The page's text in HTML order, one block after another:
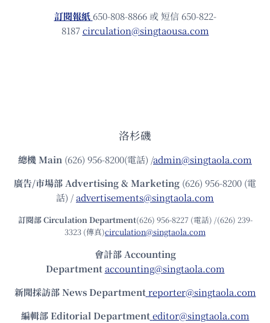
訂閱報紙 650-808-8866 或 短信 650-822-
8187circulation@singtaousa.com
洛杉磯
總機Main (626) 956-8200(電話) /admin@singtaola.com
廣告/市場部Advertising & Marketing (626) 956-8200 (電
話) /advertisements@singtaola.com
訂閱部 Circulation Department(626) 956-8227 (電話) /(626) 239-
3323 (傳真)circulation@singtaola.com
會計部 Accounting
Department accounting@singtaola.com
新聞採訪部 News Department reporter@singtaola.com
編輯部 Editorial Department editor@singtaola.com